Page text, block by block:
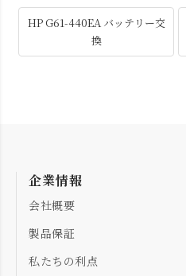
HP G61-440EA バッテリー交
換
企業情報
会社概要
製品保証
私たちの利点